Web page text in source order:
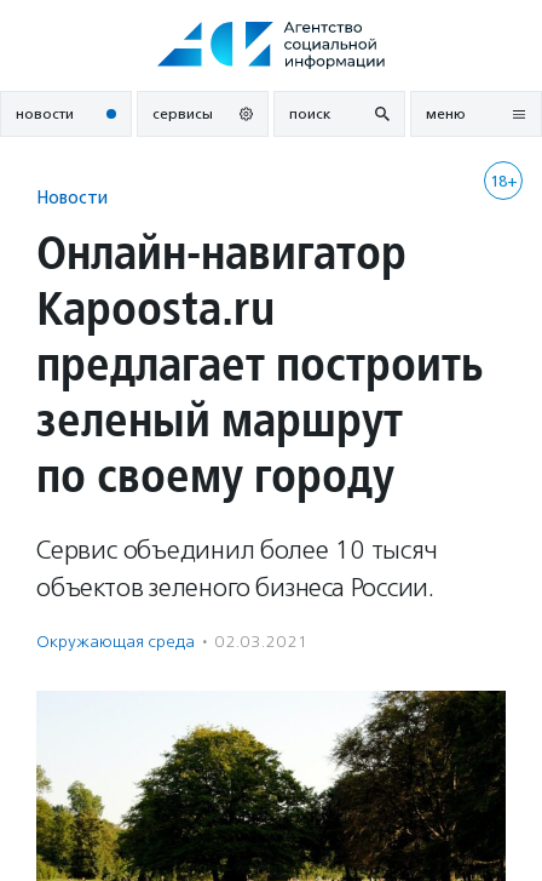
новости сервисы поиск меню
18+
Новости
Онлайн-навигатор
Kapoosta.ru
предлагает построить
зеленый маршрут
по своему городу
Сервис объединил более 10 тысяч
объектов зеленого бизнеса России.
Окружающая среда · 02.03.2021